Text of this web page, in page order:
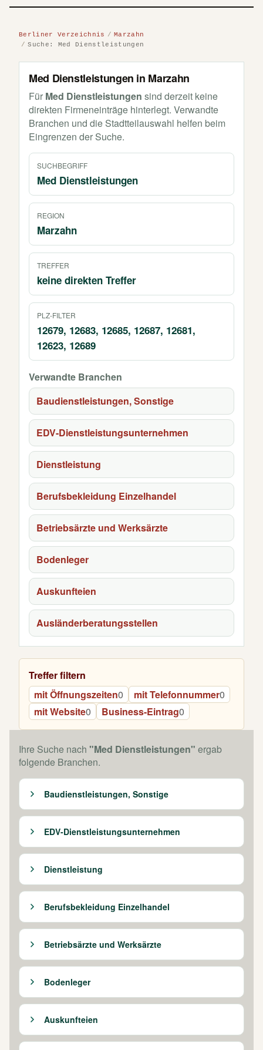
Berliner Verzeichnis
Marzahn
Suche: Med Dienstleistungen
Med Dienstleistungen in Marzahn
Für Med Dienstleistungen sind derzeit keine
direkten Firmeneinträge hinterlegt. Verwandte
Branchen und die Stadtteilauswahl helfen beim
Eingrenzen der Suche.
SUCHBEGRIFF
Med Dienstleistungen
REGION
Marzahn
TREFFER
keine direkten Treffer
PLZ-FILTER
12679, 12683, 12685, 12687, 12681,
12623, 12689
Verwandte Branchen
Baudienstleistungen, Sonstige
EDV-Dienstleistungsunternehmen
Dienstleistung
Berufsbekleidung Einzelhandel
Betriebsärzte und Werksärzte
Bodenleger
Auskunfteien
Ausländerberatungsstellen
Treffer filtern
mit Öffnungszeiten0 mit Telefonnummer0
mit Website0 Business-Eintrag0
Ihre Suche nach "Med Dienstleistungen" ergab
folgende Branchen.
Baudienstleistungen, Sonstige
EDV-Dienstleistungsunternehmen
Dienstleistung
Berufsbekleidung Einzelhandel
Betriebsärzte und Werksärzte
Bodenleger
Auskunfteien